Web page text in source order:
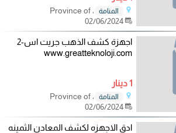
المنامة
، Province of
02/06/2024
اجهزة كشف الذهب جريت اس-2
www.greatteknoloji.com
1 دينار
المنامة
، Province of
02/06/2024
ادق الاجهزه لكشف المعادن الثمينه